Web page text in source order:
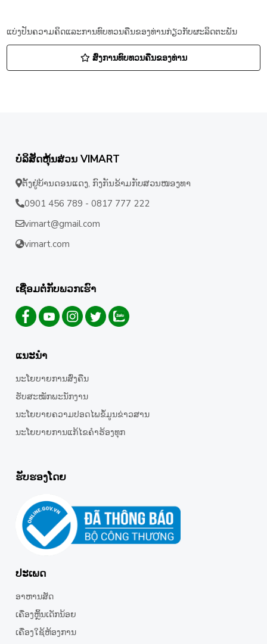
ແບ່ງປັນຄວາມຄິດແລະການທົບທວນຄືນຂອງທ່ານກ່ຽວກັບຜະລິດຕະພັນ
ສົ່ງການທົບທວນຄືນຂອງທ່ານ
ບໍລິສັດຫຸ້ນສ່ວນ VIMART
ຕັ້ງຢູ່ບ້ານດອນແດງ, ກົງກັນຂ້າມກັບສວນໜອງທາ
0901 456 789 - 0817 777 222
vimart@gmail.com
vimart.com
ເຊື່ອມຕໍ່ກັບພວກເຮົາ
ແນະນຳ
ນະໂຍບາຍການສົ່ງຄືນ
ຮັບສະໝັກພະນັກງານ
ນະໂຍບາຍຄວາມປອດໄພຂໍ້ມູນຂ່າວສານ
ນະໂຍບາຍການແກ້ໄຂຄໍາຮ້ອງທຸກ
ຮັບຮອງໂດຍ
ປະເພດ
ອາຫານສັດ
ເຄື່ອງຫຼິ້ນເດັກນ້ອຍ
ເຄື່ອງໃຊ້ຫ້ອງການ